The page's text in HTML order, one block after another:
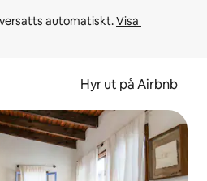
automatiskt. Visa
Hyr ut på Airbnb